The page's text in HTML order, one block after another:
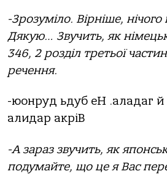
-Зрозуміло. Вірніше, нічого
Дякую… Звучить, як
346, 2 розділ третьої
речення.
-юонруд ьдуб еН .аладаг й
алидар акріВ
-А зараз звучить, як
подумайте, що це я Вас